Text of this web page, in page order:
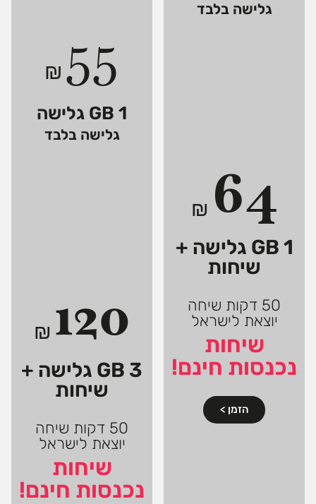
גלישה בלבד
64
₪
1 GB גלישה +
שיחות
50 דקות שיחה
יוצאת לישראל
שיחות
נכנסות חינם!
הזמן >
55
₪
1 GB גלישה
גלישה בלבד
120
₪
3 GB גלישה +
שיחות
50 דקות שיחה
יוצאת לישראל
שיחות
נכנסות חינם!